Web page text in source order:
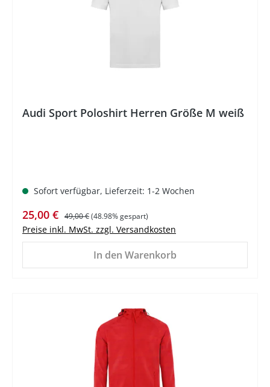
Audi Sport Poloshirt Herren Größe M weiß
Sofort verfügbar, Lieferzeit: 1-2 Wochen
Verkaufspreis:
25,00 € Regulärer Preis:
49,00 €(48.98% gespart)
Preise inkl. MwSt. zzgl. Versandkosten
In den Warenkorb